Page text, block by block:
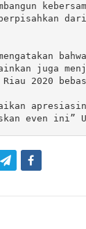
dari
juga
Riau 2020
even ini”